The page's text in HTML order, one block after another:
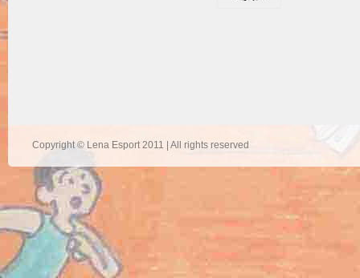
Copyright © Lena Esport 2011 | All rights reserved